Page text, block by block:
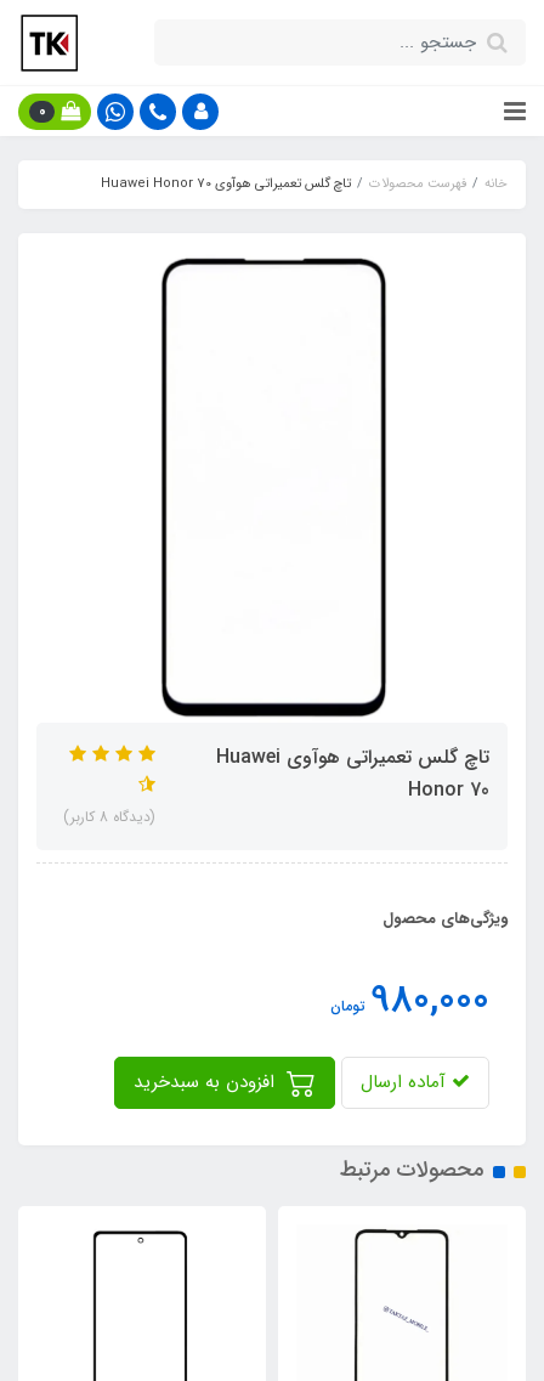
0
خانه فهرست محصولات تاچ گلس تعمیراتی هوآوی Huawei Honor 70
تاچ گلس تعمیراتی هوآوی Huawei
Honor 70
(دیدگاه 8 کاربر)
ویژگی‌های محصول
980,000 تومان
آماده ارسال
محصولات مرتبط